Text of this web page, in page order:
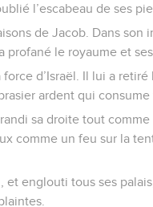
l’escabeau de ses
de Jacob. Dans
le royaume et ses
d’Israël. Il lui a
ardent qui consume
sa droite tout
comme un feu sur la
englouti tous ses